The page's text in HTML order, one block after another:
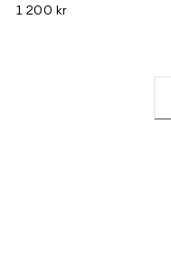
1 200 kr